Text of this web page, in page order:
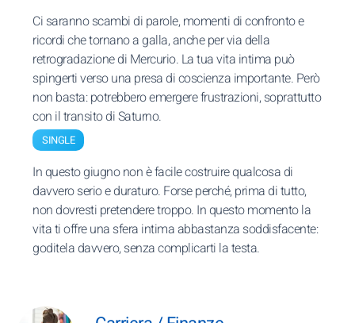
Ci saranno scambi di parole, momenti di confronto e
ricordi che tornano a galla, anche per via della
retrogradazione di Mercurio. La tua vita intima può
spingerti verso una presa di coscienza importante. Però
non basta: potrebbero emergere frustrazioni, soprattutto
con il transito di Saturno.
SINGLE
In questo giugno non è facile costruire qualcosa di
davvero serio e duraturo. Forse perché, prima di tutto,
non dovresti pretendere troppo. In questo momento la
vita ti offre una sfera intima abbastanza soddisfacente:
goditela davvero, senza complicarti la testa.